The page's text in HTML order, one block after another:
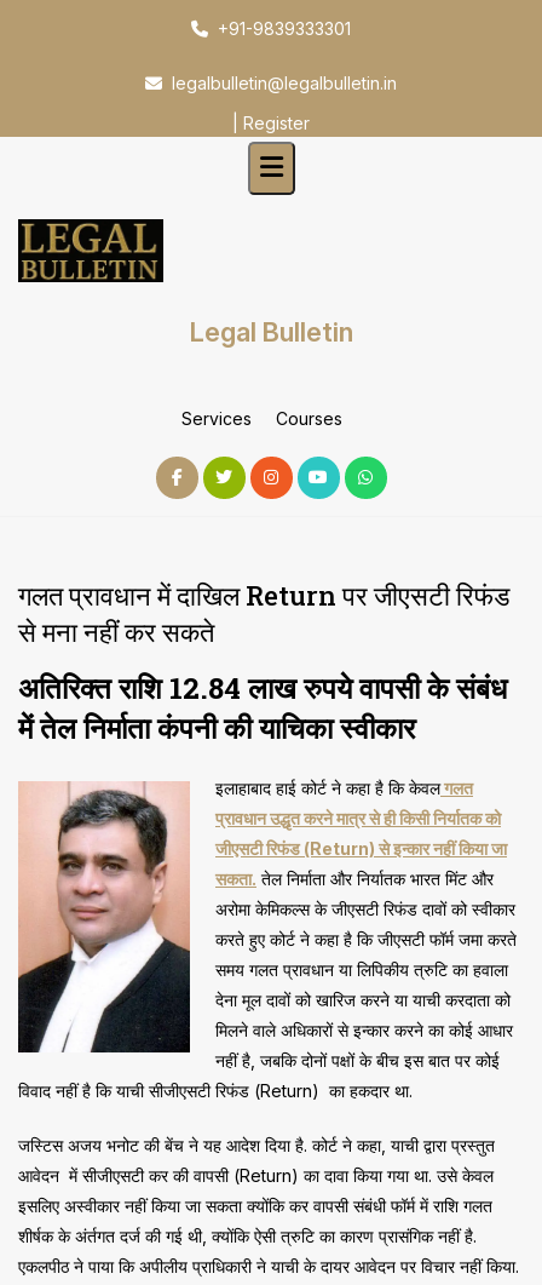
+91-9839333301
legalbulletin@legalbulletin.in
Register
Legal Bulletin
Services Courses
गलत प्रावधान में दाखिल Return पर जीएसटी रिफंड
से मना नहीं कर सकते
अतिरिक्त राशि 12.84 लाख रुपये वापसी के संबंध
में तेल निर्माता कंपनी की याचिका स्वीकार
इलाहाबाद हाई कोर्ट ने कहा है कि केवलगलत
प्रावधान उद्धृत करने मात्र से ही किसी निर्यातक को
जीएसटी रिफंड (Return) से इन्कार नहीं किया जा
सकता. तेल निर्माता और निर्यातक भारत मिंट और
अरोमा केमिकल्स के जीएसटी रिफंड दावों को स्वीकार
करते हुए कोर्ट ने कहा है कि जीएसटी फॉर्म जमा करते
समय गलत प्रावधान या लिपिकीय त्रुटि का हवाला
देना मूल दावों को खारिज करने या याची करदाता को
मिलने वाले अधिकारों से इन्कार करने का कोई आधार
नहीं है, जबकि दोनों पक्षों के बीच इस बात पर कोई
विवाद नहीं है कि याची सीजीएसटी रिफंड (Return) का हकदार था.
जस्टिस अजय भनोट की बेंच ने यह आदेश दिया है. कोर्ट ने कहा, याची द्वारा प्रस्तुत
आवेदन में सीजीएसटी कर की वापसी (Return) का दावा किया गया था. उसे केवल
इसलिए अस्वीकार नहीं किया जा सकता क्योंकि कर वापसी संबंधी फॉर्म में राशि गलत
शीर्षक के अंर्तगत दर्ज की गई थी, क्योंकि ऐसी त्रुटि का कारण प्रासंगिक नहीं है.
एकलपीठ ने पाया कि अपीलीय प्राधिकारी ने याची के दायर आवेदन पर विचार नहीं किया.